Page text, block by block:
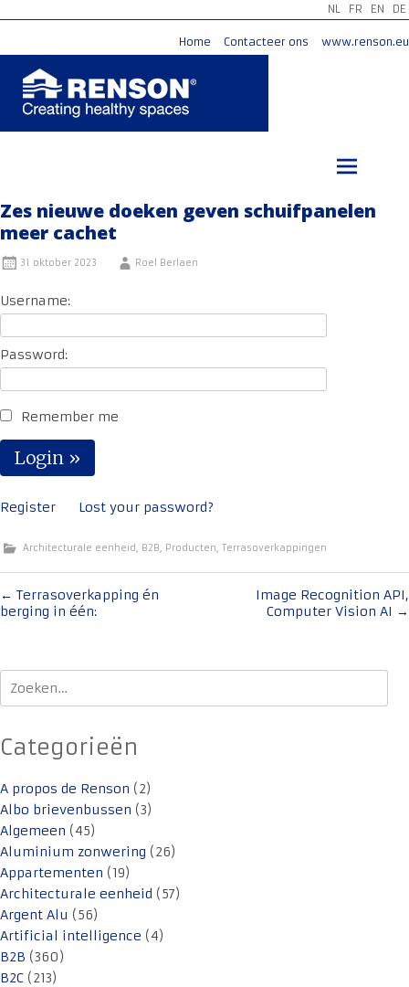
NL FR EN DE
Home Contacteer ons www.renson.eu
Zes nieuwe doeken geven schuifpanelen
meer cachet
31 oktober 2023 Roel Berlaen
Username:
Password:
Remember me
Register Lost your password?
Architecturale eenheid, B2B, Producten, Terrasoverkappingen
Bericht
navigatie
← Terrasoverkapping én
berging in één:
Image Recognition API,
Computer Vision AI →
Zoeken
naar:
Categorieën
A propos de Renson (2)
Albo brievenbussen (3)
Algemeen (45)
Aluminium zonwering (26)
Appartementen (19)
Architecturale eenheid (57)
Argent Alu (56)
Artificial intelligence (4)
B2B (360)
B2C (213)